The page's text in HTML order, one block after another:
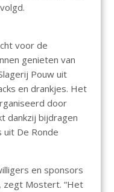
voor de
genieten van
Pouw uit
en drankjes. Het
door
dankzij bijdragen
De Ronde
en sponsors
zegt Mostert. “Het